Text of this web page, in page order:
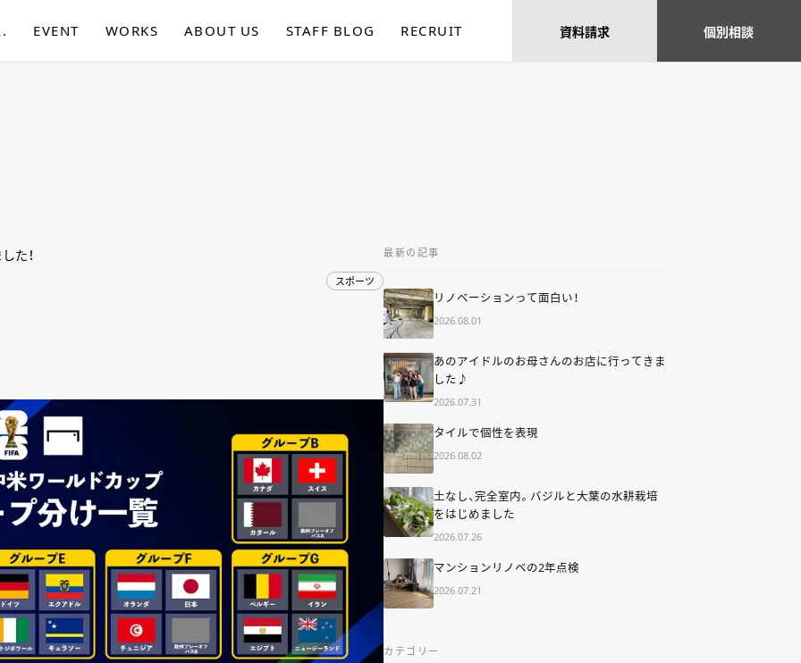
EVENT WORKS ABOUT US STAFF BLOG RECRUIT 資料請求 個別相談
た！
スポーツ
最新の記事
リノベーションって面白い！
2026.08.01
あのアイドルのお母さんのお店に行ってきま
した♪
2026.07.31
タイルで個性を表現
2026.08.02
土なし、完全室内。バジルと大葉の水耕栽培
をはじめました
2026.07.26
マンションリノベの2年点検
2026.07.21
カテゴリー